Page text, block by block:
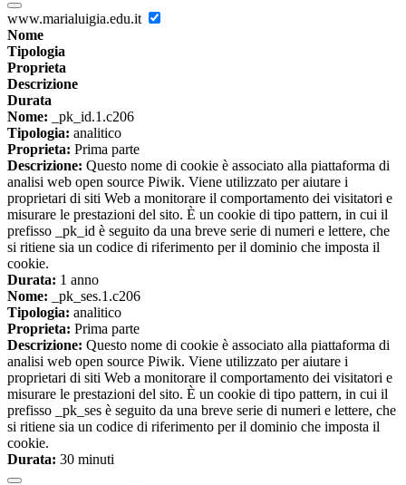
www.marialuigia.edu.it
Nome
Tipologia
Proprieta
Descrizione
Durata
Nome: _pk_id.1.c206
Tipologia: analitico
Proprieta: Prima parte
Descrizione: Questo nome di cookie è associato alla piattaforma di
analisi web open source Piwik. Viene utilizzato per aiutare i
proprietari di siti Web a monitorare il comportamento dei visitatori e
misurare le prestazioni del sito. È un cookie di tipo pattern, in cui il
prefisso _pk_id è seguito da una breve serie di numeri e lettere, che
si ritiene sia un codice di riferimento per il dominio che imposta il
cookie.
Durata: 1 anno
Nome: _pk_ses.1.c206
Tipologia: analitico
Proprieta: Prima parte
Descrizione: Questo nome di cookie è associato alla piattaforma di
analisi web open source Piwik. Viene utilizzato per aiutare i
proprietari di siti Web a monitorare il comportamento dei visitatori e
misurare le prestazioni del sito. È un cookie di tipo pattern, in cui il
prefisso _pk_ses è seguito da una breve serie di numeri e lettere, che
si ritiene sia un codice di riferimento per il dominio che imposta il
cookie.
Durata: 30 minuti